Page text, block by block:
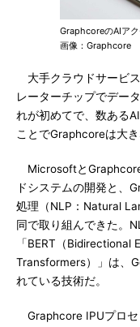
GraphcoreのAIア
画像：Graphcore
大手クラウドサービ
レーターチップでデー
れが初めてで、数ある
ことでGraphcoreは大
Microsoftと
ドシステムの開発と、
処理（NLP：Natural
同で取り組んできた。
「BERT（
Transformers）」は、
れている技術だ。
Graphcore IPUプロセ